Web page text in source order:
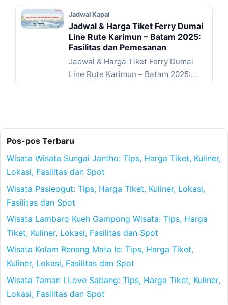
Selengkapnya
Jadwal Kapal
Jadwal & Harga Tiket Ferry Dumai
Line Rute Karimun – Batam 2025:
Fasilitas dan Pemesanan
Jadwal & Harga Tiket Ferry Dumai
Line Rute Karimun – Batam 2025:
Fasilitas dan Pemesanan ... Baca
Pos-pos Terbaru
Wisata Wisata Sungai Jantho: Tips, Harga Tiket, Kuliner,
Lokasi, Fasilitas dan Spot
Wisata Pasieogut: Tips, Harga Tiket, Kuliner, Lokasi,
Fasilitas dan Spot
Wisata Lambaro Kueh Gampong Wisata: Tips, Harga
Tiket, Kuliner, Lokasi, Fasilitas dan Spot
Wisata Kolam Renang Mata Ie: Tips, Harga Tiket,
Kuliner, Lokasi, Fasilitas dan Spot
Wisata Taman I Love Sabang: Tips, Harga Tiket, Kuliner,
Lokasi, Fasilitas dan Spot